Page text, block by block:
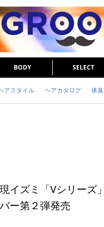
BODY SELECT
アスタイル ヘアカタログ 体臭
イズミ「Vシリーズ」
ー第２弾発売